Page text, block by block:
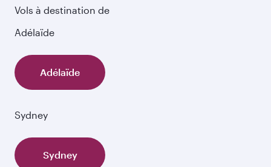
Vols à destination de
Adélaïde
Adélaïde
Sydney
Sydney